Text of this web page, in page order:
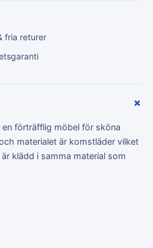
fria returer
+
förträfflig möbel för sköna
materialet är komstläder vilket
klädd i samma material som